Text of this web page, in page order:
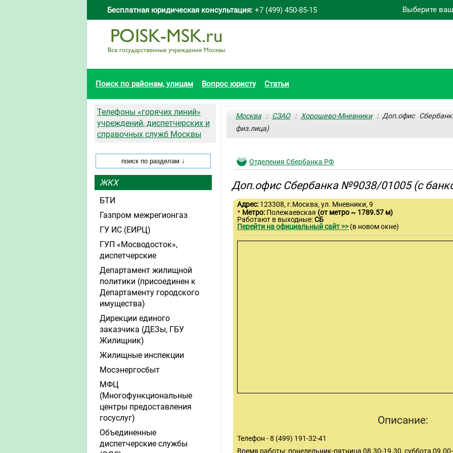
Выберите
Бесплатная юридическая консультация: +7 (499) 450-85-15
Поиск по районам, улицам Вопрос юристу Статьи
Москва : СЗАО: Хорошево-Мневники: Доп.офис
физ.лица)
Отделения Сбербанка РФ
Доп.офис Сбербанка №9038/01005 (с
Адрес: 123308, г.Москва, ул. Мневники, 9
• Метро: Полежаевская (от метро ~ 1789.57 м)
Работают в выходные:СБ
Перейти на официальный сайт >>(в новом окне)
Описание:
Телефон - 8 (499) 191-32-41
Время работы: понедельник-пятница 08.30-19.30, суббота
Телефоны «горячих линий»
учреждений, диспетчерских и
справочных служб Москвы
ЖКХ
БТИ
Газпром межрегионгаз
ГУ ИС (ЕИРЦ)
ГУП «Мосводосток»,
диспетчерские
Департамент жилищной
политики (присоединен к
Департаменту городского
имущества)
Дирекции единого
заказчика (ДЕЗы, ГБУ
Жилищник)
Жилищные инспекции
Мосэнергосбыт
МФЦ
(Многофункциональные
центры предоставления
госуслуг)
Объединенные
диспетчерские службы